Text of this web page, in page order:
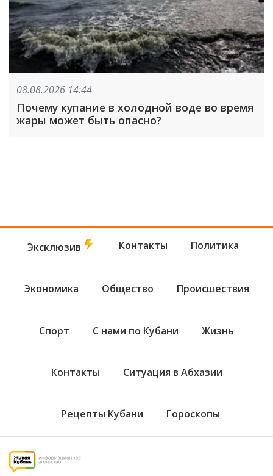
08.08.2026 14:44
Почему купание в холодной воде во время
жары может быть опасно?
Эксклюзив Контакты Политика
Экономика Общество Происшествия
Спорт С нами по Кубани Жизнь
Контакты Ситуация в Абхазии
Рецепты Кубани Гороскопы